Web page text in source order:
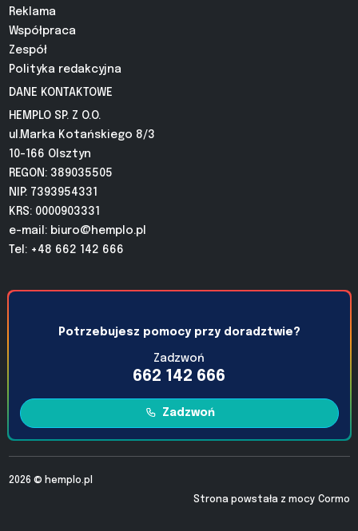
Reklama
Współpraca
Zespół
Polityka redakcyjna
DANE KONTAKTOWE
HEMPLO SP. Z O.O.
ul.Marka Kotańskiego 8/3
10-166 Olsztyn
REGON: 389035505
NIP: 7393954331
KRS: 0000903331
e-mail: biuro@hemplo.pl
Tel: +48 662 142 666
Potrzebujesz pomocy przy doradztwie?
Zadzwoń
662 142 666
Zadzwoń
2026 © hemplo.pl
Strona powstała z mocy Cormo